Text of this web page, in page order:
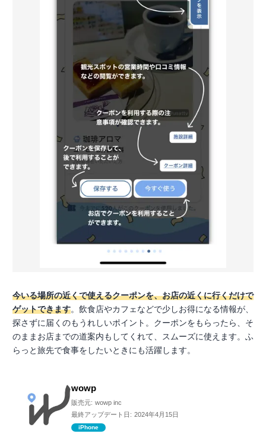
今いる場所の近くで使えるクーポンを、お店の近くに行くだけで
ゲットできます。飲食店やカフェなどで少しお得になる情報が、
探さずに届くのもうれしいポイント。クーポンをもらったら、そ
のままお店までの道案内もしてくれて、スムーズに使えます。ふ
らっと旅先で食事をしたいときにも活躍します。
wowp
販売元: wowp inc
最終アップデート日: 2024年4月15日
iPhone